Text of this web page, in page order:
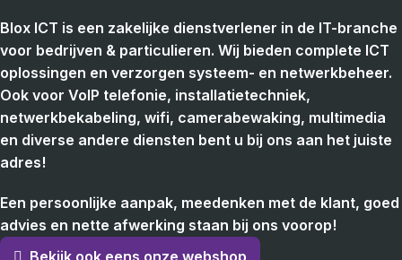
Blox ICT is een zakelijke dienstverlener in de IT-branche
voor bedrijven & particulieren. Wij bieden complete ICT
oplossingen en verzorgen systeem- en netwerkbeheer.
Ook voor VoIP telefonie, installatietechniek,
netwerkbekabeling, wifi, camerabewaking, multimedia
en diverse andere diensten bent u bij ons aan het juiste
adres!
Een persoonlijke aanpak, meedenken met de klant, goed
advies en nette afwerking staan bij ons voorop!
Bekijk ook eens onze webshop